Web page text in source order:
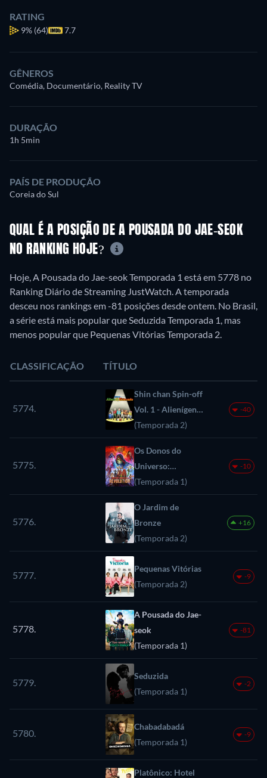
RATING
9% (64) 7.7
GÊNEROS
Comédia, Documentário, Reality TV
DURAÇÃO
1h 5min
PAÍS DE PRODUÇÃO
Coreia do Sul
QUAL É A POSIÇÃO DE A POUSADA DO JAE-SEOK
NO RANKING HOJE?
Hoje, A Pousada do Jae-seok Temporada 1 está em 5778 no
Ranking Diário de Streaming JustWatch. A temporada
desceu nos rankings em -81 posições desde ontem. No Brasil,
a série está mais popular que Seduzida Temporada 1, mas
menos popular que Pequenas Vitórias Temporada 2.
CLASSIFICAÇÃO TÍTULO
5774.
Shin chan Spin-off
Vol. 1 - Alienígenas
x Shinnosuke
(Temporada 2)
-40
5775.
Os Donos do
Universo:
Revolução
(Temporada 1)
-10
5776.
O Jardim de
Bronze
(Temporada 2)
+16
5777.
Pequenas Vitórias
(Temporada 2)
-9
5778.
A Pousada do Jae-
seok
(Temporada 1)
-81
5779.
Seduzida
(Temporada 1)
-2
5780.
Chabadabadá
(Temporada 1)
-9
Platônico: Hotel